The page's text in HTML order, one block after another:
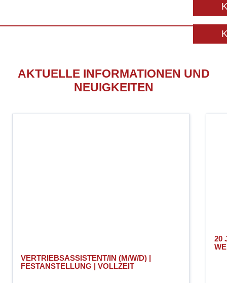
AKTUELLE INFORMATIONEN UND
NEUIGKEITEN
VERTRIEBSASSISTENT/IN (M/W/D) |
FESTANSTELLUNG | VOLLZEIT
20